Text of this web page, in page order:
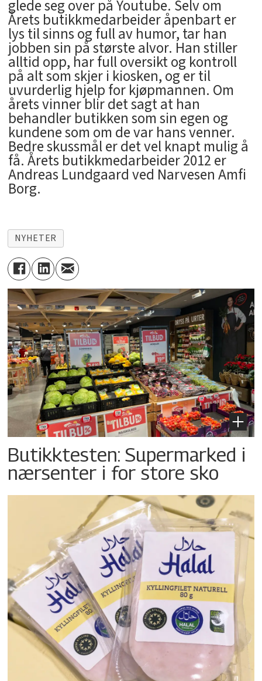
glede seg over på Youtube. Selv om
Årets butikkmedarbeider åpenbart er
lys til sinns og full av humor, tar han
jobben sin på største alvor. Han stiller
alltid opp, har full oversikt og kontroll
på alt som skjer i kiosken, og er til
uvurderlig hjelp for kjøpmannen. Om
årets vinner blir det sagt at han
behandler butikken som sin egen og
kundene som om de var hans venner.
Bedre skussmål er det vel knapt mulig å
få. Årets butikkmedarbeider 2012 er
Andreas Lundgaard ved Narvesen Amfi
Borg.
NYHETER
Butikktesten: Supermarked i
nærsenter i for store sko